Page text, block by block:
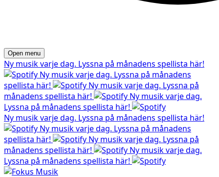
Open menu
Ny musik varje dag. Lyssna på månadens spellista här!
Ny musik varje dag. Lyssna på månadens
spellista här!
Ny musik varje dag. Lyssna på
månadens spellista här!
Ny musik varje dag.
Lyssna på månadens spellista här!
Ny musik varje dag. Lyssna på månadens spellista här!
Ny musik varje dag. Lyssna på månadens
spellista här!
Ny musik varje dag. Lyssna på
månadens spellista här!
Ny musik varje dag.
Lyssna på månadens spellista här!